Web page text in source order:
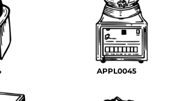
APPL0045